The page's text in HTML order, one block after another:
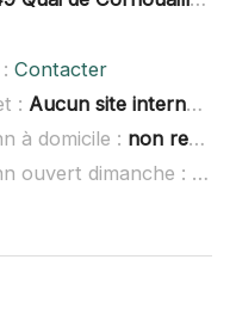
Contacter
: Aucun site internet connu
à domicile : non renseigné
Abgral Yann ouvert dimanche :
non